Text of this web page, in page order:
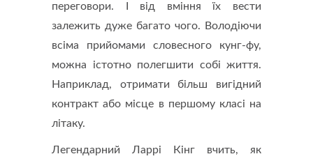
переговори. І від вміння їх вести
залежить дуже багато чого. Володіючи
всіма прийомами словесного кунг-фу,
можна істотно полегшити собі життя.
Наприклад, отримати більш вигідний
контракт або місце в першому класі на
літаку.
Легендарний Ларрі Кінг вчить, як